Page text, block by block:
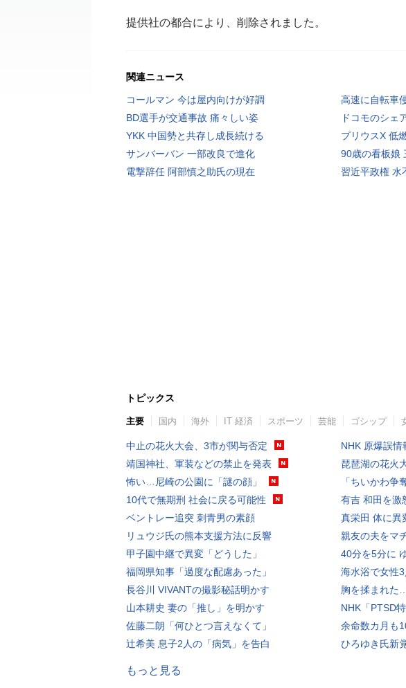
提供社の都合により、削除されました。
関連ニュース
コールマン 今は屋内向けが好調
高速に自転車
BD選手が交通事故 痛々しい姿
ドコモのシェ
YKK 中国勢と共存し成長続ける
プリウスX 低
サンバーバン 一部改良で進化
90歳の看板娘
電撃辞任 阿部慎之助氏の現在
習近平政権 水
トピックス
主要 国内 海外 IT 経済 スポーツ 芸能 ゴシップ
中止の花火大会、3市が関与否定
靖国神社、軍装などの禁止を発表
怖い…尼崎の公園に「謎の顔」
10代で無期刑 社会に戻る可能性
ベントレー追突 刺青男の素顔
リュウジ氏の熊本支援方法に反響
甲子園中継で異変「どうした」
福岡県知事「過度な配慮あった」
長谷川 VIVANTの撮影秘話明かす
山本耕史 妻の「推し」を明かす
佐藤二朗「何ひとつ言えなくて」
辻希美 息子2人の「病気」を告白
NHK 原爆誤情
琵琶湖の花火
「ちいかわ争
有吉 和田を激
真栄田 体に
親友の夫をマ
40分を5分に
海水浴で女性
胸を揉まれた
NHK「PTSD
余命数カ月も
ひろゆき氏新
もっと見る